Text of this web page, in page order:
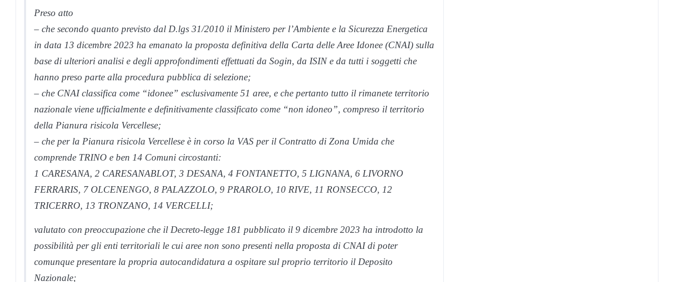
Preso atto
– che secondo quanto previsto dal D.lgs 31/2010 il Ministero per l’Ambiente e la Sicurezza Energetica
in data 13 dicembre 2023 ha emanato la proposta definitiva della Carta delle Aree Idonee (CNAI) sulla
base di ulteriori analisi e degli approfondimenti effettuati da Sogin, da ISIN e da tutti i soggetti che
hanno preso parte alla procedura pubblica di selezione;
– che CNAI classifica come “idonee” esclusivamente 51 aree, e che pertanto tutto il rimanete territorio
nazionale viene ufficialmente e definitivamente classificato come “non idoneo”, compreso il territorio
della Pianura risicola Vercellese;
– che per la Pianura risicola Vercellese è in corso la VAS per il Contratto di Zona Umida che
comprende TRINO e ben 14 Comuni circostanti:
1 CARESANA, 2 CARESANABLOT, 3 DESANA, 4 FONTANETTO, 5 LIGNANA, 6 LIVORNO
FERRARIS, 7 OLCENENGO, 8 PALAZZOLO, 9 PRAROLO, 10 RIVE, 11 RONSECCO, 12
TRICERRO, 13 TRONZANO, 14 VERCELLI;
valutato con preoccupazione che il Decreto-legge 181 pubblicato il 9 dicembre 2023 ha introdotto la
possibilità per gli enti territoriali le cui aree non sono presenti nella proposta di CNAI di poter
comunque presentare la propria autocandidatura a ospitare sul proprio territorio il Deposito
Nazionale;